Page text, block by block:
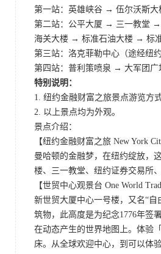
第一站：英雄峡谷 → 伍尔沃斯
第二站：公平大厦 → 三一教堂
海关大楼 → 标准石油大楼 → 标
第三站：洛克菲勒中心（途经纽
第四站：普利策喷泉 → 大军团
特别说明：
1. 纽约金融财富之旅景点游览方
2. 以上景点均为外观。
景点介绍：
【纽约金融财富之旅 New York
曼哈顿的金融梦，在纽约绽放，
楼、三一教堂、纽约证券交易所
【世贸中心观景台 One World
新世贸大厦中心一号楼，又名“
筑物，此高度是为纪念1776年签
在动态产生的世界地图上。体验
床。从全球欢迎中心，到可以体